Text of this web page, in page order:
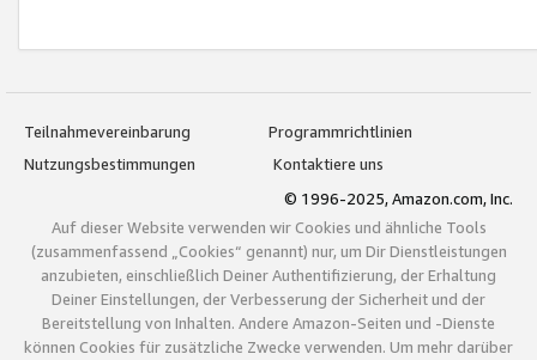
Teilnahmevereinbarung
Programmrichtlinien
Nutzungsbestimmungen
Kontaktiere uns
© 1996-2025, Amazon.com, Inc.
Auf dieser Website verwenden wir Cookies und ähnliche Tools
(zusammenfassend „Cookies“ genannt) nur, um Dir Dienstleistungen
anzubieten, einschließlich Deiner Authentifizierung, der Erhaltung
Deiner Einstellungen, der Verbesserung der Sicherheit und der
Bereitstellung von Inhalten. Andere Amazon-Seiten und -Dienste
können Cookies für zusätzliche Zwecke verwenden. Um mehr darüber